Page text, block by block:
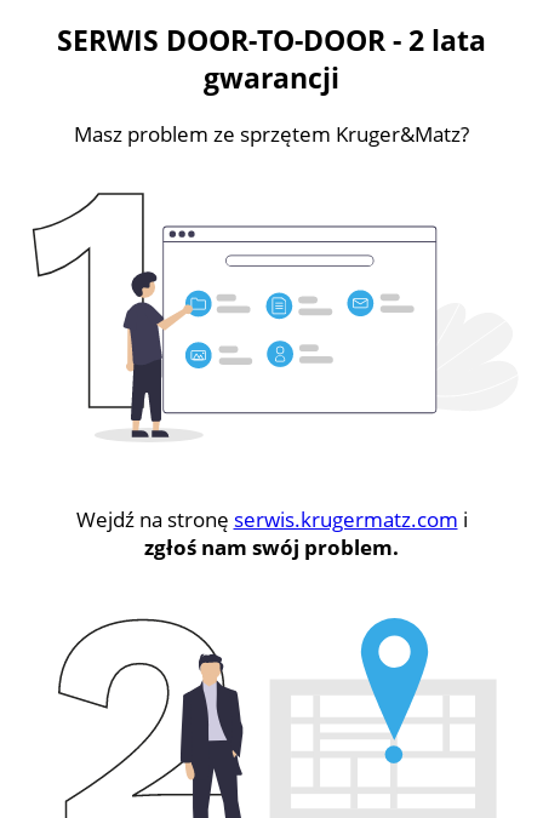
SERWIS DOOR-TO-DOOR - 2 lata
gwarancji
Masz problem ze sprzętem Kruger&Matz?
Wejdź na stronę serwis.krugermatz.com i
zgłoś nam swój problem.